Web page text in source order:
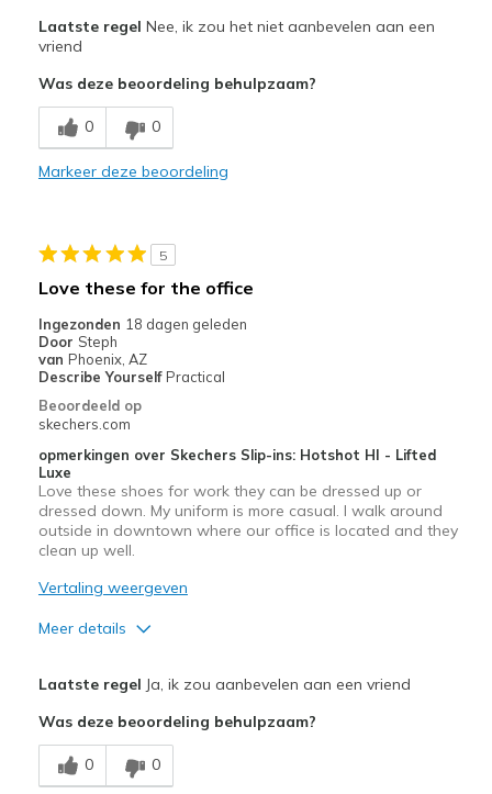
Attractive Design
Comfortable
Width
Laatste regel Nee, ik zou het niet aanbevelen aan een
vriend
Was deze beoordeling behulpzaam?
0 0
Markeer deze beoordeling
5
Love these for the office
Ingezonden 18 dagen geleden
Door Steph
van Phoenix, AZ
Describe Yourself Practical
Beoordeeld op
skechers.com
opmerkingen over Skechers Slip-ins: Hotshot HI - Lifted
Luxe
Love these shoes for work they can be dressed up or
dressed down. My uniform is more casual. I walk around
outside in downtown where our office is located and they
clean up well.
Vertaling weergeven
Meer details
Breathe Well
Comfortable
Laatste regel Ja, ik zou aanbevelen aan een vriend
Was deze beoordeling behulpzaam?
0 0